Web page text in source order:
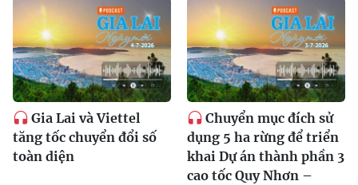
Gia Lai và Viettel
tăng tốc chuyển đổi số
toàn diện
Chuyển mục đích sử
dụng 5 ha rừng để triển
khai Dự án thành phần 3
cao tốc Quy Nhơn –